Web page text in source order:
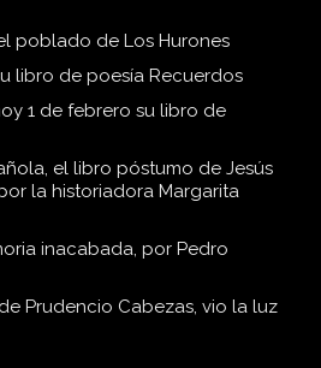
poblado de Los Hurones
libro de poesía Recuerdos
1 de febrero su libro de
el libro póstumo de Jesús
la historiadora Margarita
inacabada, por Pedro
Prudencio Cabezas, vio la luz